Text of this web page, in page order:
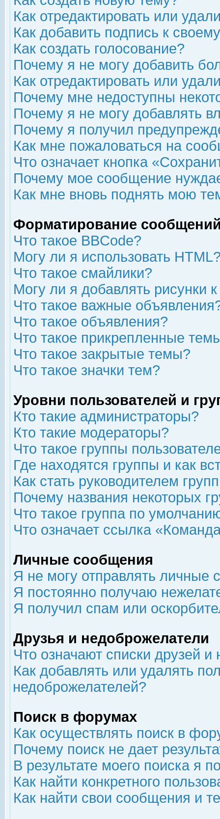
Как отредактировать или
Как добавить подпись к
Как создать голосование?
Почему я не могу добавить
Как отредактировать или
Почему мне недоступны
Почему я не могу добавлять
Почему я получил
Как мне пожаловаться на
Что означает кнопка
Почему мое сообщение
Как мне вновь поднять мою
Форматирование
Что такое BBCode?
Могу ли я использовать
Что такое смайлики?
Могу ли я добавлять рисунки
Что такое важные
Что такое объявления?
Что такое прикрепленные
Что такое закрытые темы?
Что такое значки тем?
Уровни пользователей и
Кто такие администраторы?
Кто такие модераторы?
Что такое группы
Где находятся группы и как
Как стать руководителем
Почему названия некоторых
Что такое группа по
Что означает ссылка
Личные сообщения
Я не могу отправлять личные
Я постоянно получаю
Я получил спам или
Друзья и недоброжелатели
Что означают списки друзей
Как добавлять или удалять
недоброжелателей?
Поиск в форумах
Как осуществлять поиск в
Почему поиск не дает
В результате моего поиска я
Как найти конкретного
Как найти свои сообщения и